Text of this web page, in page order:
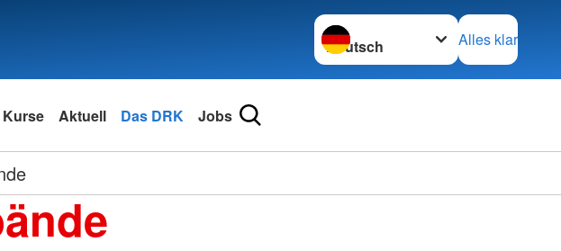
Sprache wechseln zu
Alles klar
Kurse Aktuell Das DRK Jobs